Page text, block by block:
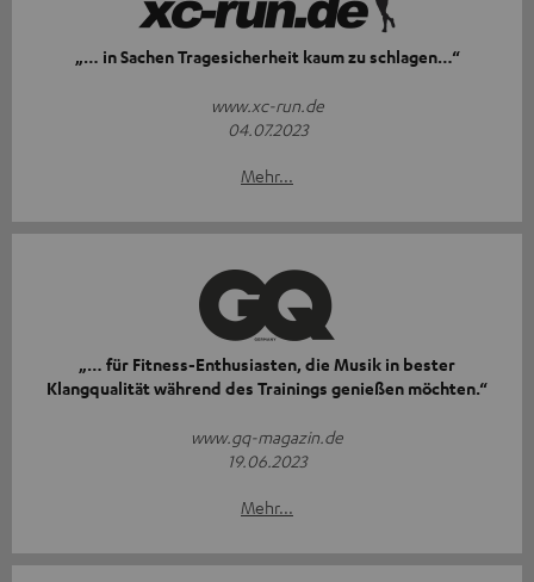
„… in Sachen Tragesicherheit kaum zu schlagen…“
www.xc-run.de
04.07.2023
Mehr...
„… für Fitness-Enthusiasten, die Musik in bester
Klangqualität während des Trainings genießen möchten.“
www.gq-magazin.de
19.06.2023
Mehr...